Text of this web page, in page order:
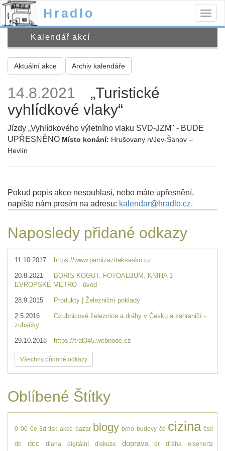
Hradlo
Kalendář akcí
Aktuální akce Archiv kalendáře
14.8.2021
„Turistické
vyhlídkové vlaky“
Jízdy „Vyhlídkového výletního vlaku SVD-JZM" - BUDE
UPŘESNĚNO Místo konání: Hrušovany n/Jev-Šanov –
Hevlín
Pokud popis akce nesouhlasí, nebo máte upřesnění,
napište nám prosím na adresu: kalendar@hradlo.cz.
Naposledy přidané odkazy
11.10.2017 https://www.parnizaziteksasko.cz
20.8.2021
BORIS KOGUT. FOTOALBUM. KNIHA 1
EVROPSKÉ METRO - úvod
28.9.2015 Produkty | Železniční poklady
2.5.2016
Ozubnicové železnice a dráhy v Česku a zahraničí -
zubačky
29.10.2018 https://trat345.webnode.cz
Všechny přidané odkazy
Oblíbené Štítky
0 00 0e 3d tisk akce bazar blogy brno budovy čd cizina čsd
db dcc diana digitální diskuze doprava dr dráha eisenertz